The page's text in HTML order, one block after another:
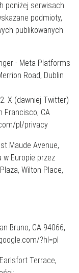
poniżej serwisach
podmioty,
publikowanych
- Meta Platforms
Road, Dublin
X (dawniej Twitter)
Francisco, CA
pl/privacy
Maude Avenue,
w Europie przez
Wilton Place,
Bruno, CA 94066,
?hl=pl
Terrace,